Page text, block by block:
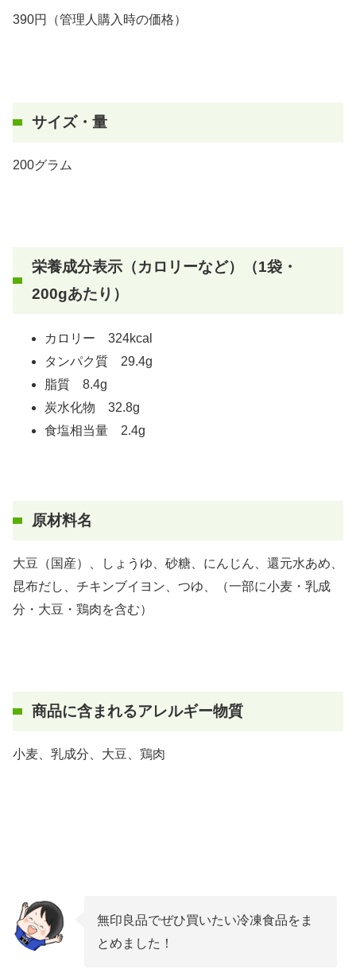
390円（管理人購入時の価格）
サイズ・量
200グラム
栄養成分表示（カロリーなど）（1袋・
200gあたり）
カロリー 324kcal
タンパク質 29.4g
脂質 8.4g
炭水化物 32.8g
食塩相当量 2.4g
原材料名
大豆（国産）、しょうゆ、砂糖、にんじん、還元水あめ、
昆布だし、チキンブイヨン、つゆ、（一部に小麦・乳成
分・大豆・鶏肉を含む）
商品に含まれるアレルギー物質
小麦、乳成分、大豆、鶏肉
無印良品でぜひ買いたい冷凍食品をま
とめました！